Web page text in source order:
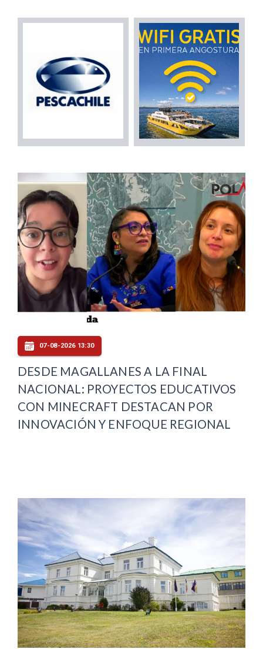
07-08-2026 13:30
DESDE MAGALLANES A LA FINAL
NACIONAL: PROYECTOS EDUCATIVOS
CON MINECRAFT DESTACAN POR
INNOVACIÓN Y ENFOQUE REGIONAL